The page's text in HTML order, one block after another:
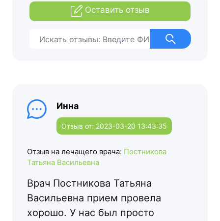
Оставить отзыв
Инна
Отзыв от: 2023-03-20 13:43:35
Отзыв на лечащего врача: Постникова
Татьяна Васильевна
Врач Постникова Татьяна
Васильевна прием провела
хорошо. У нас был просто